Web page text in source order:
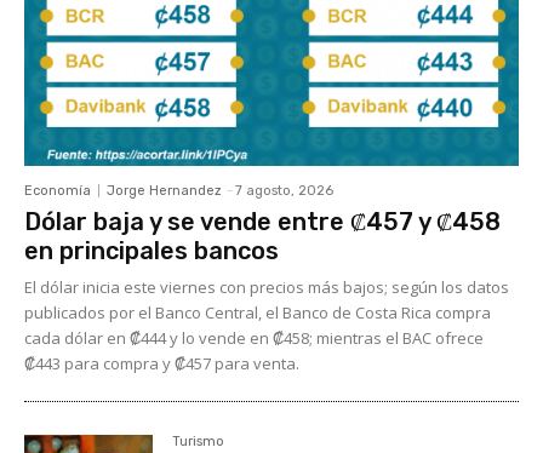
Economía Jorge Hernandez - 7 agosto, 2026
Dólar baja y se vende entre ₡457 y ₡458
en principales bancos
El dólar inicia este viernes con precios más bajos; según los datos
publicados por el Banco Central, el Banco de Costa Rica compra
cada dólar en ₡444 y lo vende en ₡458; mientras el BAC ofrece
₡443 para compra y ₡457 para venta.
Turismo